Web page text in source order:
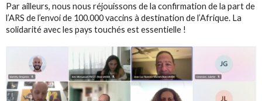
Par ailleurs, nous nous réjouissons de la confirmation de la part de
l’ARS de l’envoi de 100.000 vaccins à destination de l’Afrique. La
solidarité avec les pays touchés est essentielle !